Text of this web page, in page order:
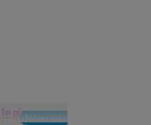
Novinka